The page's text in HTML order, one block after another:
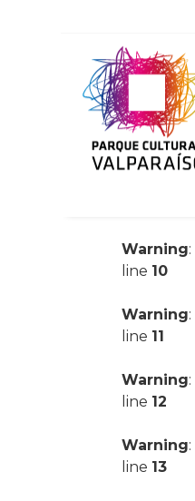
Warning
line 10
Warning
line 11
Warning
line 12
Warning
line 13